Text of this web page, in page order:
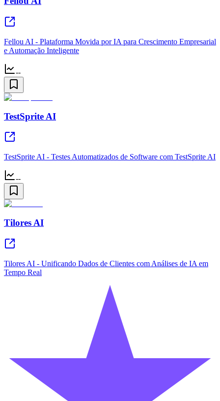
Fellou AI - Plataforma Movida por IA para Crescimento Empresarial
e Automação Inteligente
--
TestSprite AI
TestSprite AI - Testes Automatizados de Software com TestSprite AI
--
Tilores AI
Tilores AI - Unificando Dados de Clientes com Análises de IA em
Tempo Real